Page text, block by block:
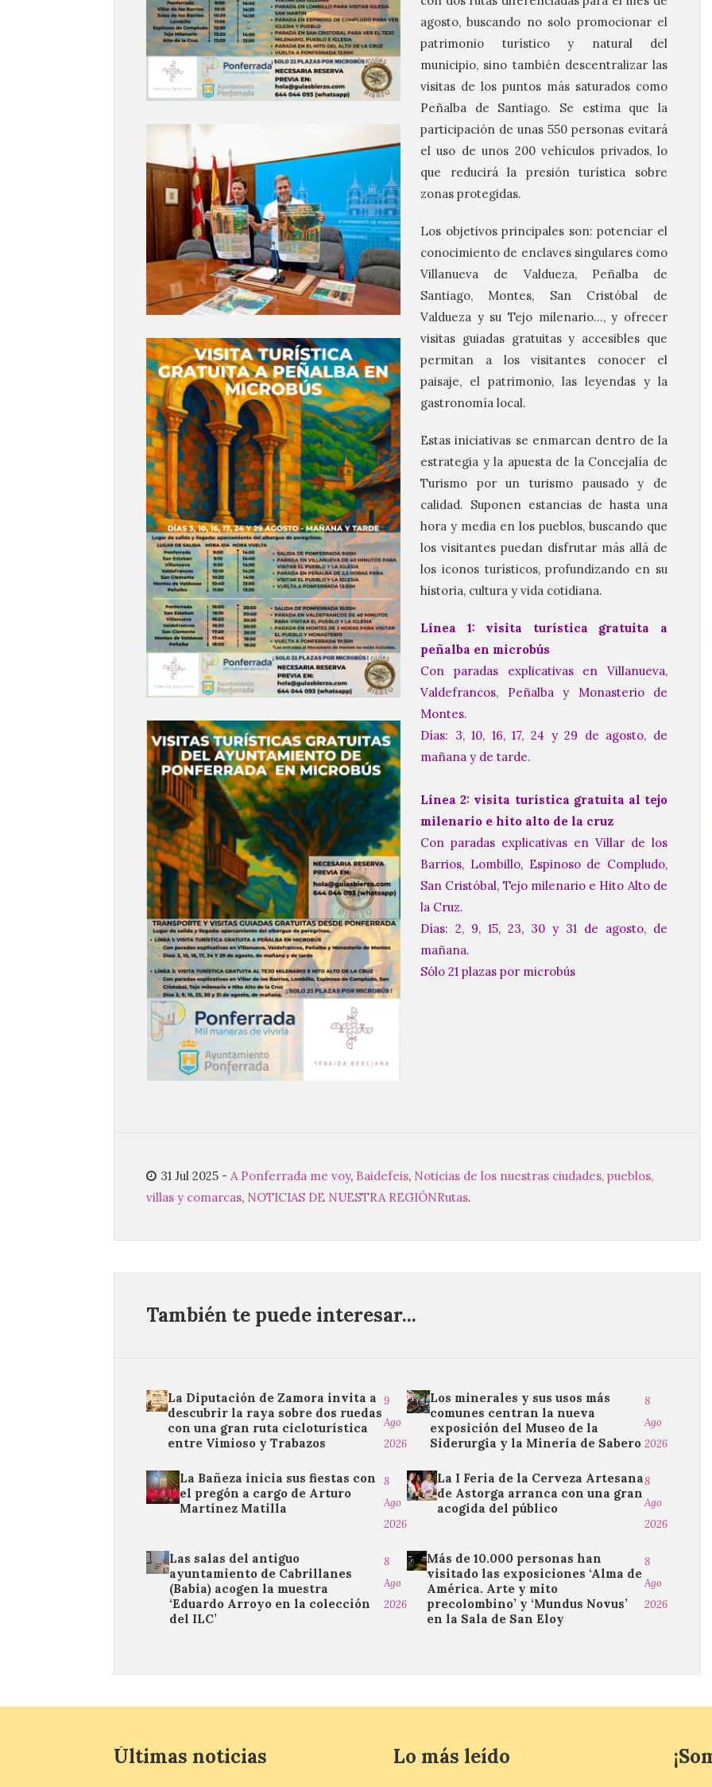
agosto, buscando no solo promocionar el
patrimonio turístico y natural del
municipio, sino también descentralizar las
visitas de los puntos más saturados como
Peñalba de Santiago. Se estima que la
participación de unas 550 personas evitará
el uso de unos 200 vehículos privados, lo
que reducirá la presión turística sobre
zonas protegidas.
Los objetivos principales son: potenciar el
conocimiento de enclaves singulares como
Villanueva de Valdueza, Peñalba de
Santiago, Montes, San Cristóbal de
Valdueza y su Tejo milenario…, y ofrecer
visitas guiadas gratuitas y accesibles que
permitan a los visitantes conocer el
paisaje, el patrimonio, las leyendas y la
gastronomía local.
Estas iniciativas se enmarcan dentro de la
estrategia y la apuesta de la Concejalía de
Turismo por un turismo pausado y de
calidad. Suponen estancias de hasta una
hora y media en los pueblos, buscando que
los visitantes puedan disfrutar más allá de
los iconos turísticos, profundizando en su
historia, cultura y vida cotidiana.
Línea 1: visita turística gratuita a
peñalba en microbús
Con paradas explicativas en Villanueva,
Valdefrancos, Peñalba y Monasterio de
Montes.
Días: 3, 10, 16, 17, 24 y 29 de agosto, de
mañana y de tarde.
Línea 2: visita turística gratuita al tejo
milenario e hito alto de la cruz
Con paradas explicativas en Villar de los
Barrios, Lombillo, Espinoso de Compludo,
San Cristóbal, Tejo milenario e Hito Alto de
la Cruz.
Días: 2, 9, 15, 23, 30 y 31 de agosto, de
mañana.
Sólo 21 plazas por microbús
31 Jul 2025 - A Ponferrada me voy, Baidefeis, Noticias de los nuestras ciudades, pueblos,
villas y comarcas, NOTICIAS DE NUESTRA REGIÓNRutas.
También te puede interesar...
La Diputación de Zamora invita a
descubrir la raya sobre dos ruedas
con una gran ruta cicloturística
entre Vimioso y Trabazos
9
Ago
2026
Los minerales y sus usos más
comunes centran la nueva
exposición del Museo de la
Siderurgia y la Minería de Sabero
8
Ago
2026
La Bañeza inicia sus fiestas con
el pregón a cargo de Arturo
Martínez Matilla
8
Ago
2026
La I Feria de la Cerveza Artesana
de Astorga arranca con una gran
acogida del público
8
Ago
2026
Las salas del antiguo
ayuntamiento de Cabrillanes
(Babia) acogen la muestra
‘Eduardo Arroyo en la colección
del ILC’
8
Ago
2026
Más de 10.000 personas han
visitado las exposiciones ‘Alma de
América. Arte y mito
precolombino’ y ‘Mundus Novus’
en la Sala de San Eloy
8
Ago
2026
Últimas noticias Lo más leído